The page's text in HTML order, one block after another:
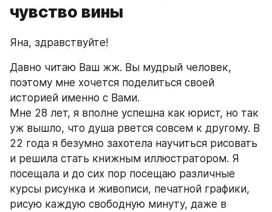
чувство вины
Яна, здравствуйте!
Давно читаю Ваш жж. Вы мудрый человек,
поэтому мне хочется поделиться своей
историей именно с Вами.
Мне 28 лет, я вполне успешна как юрист, но так
уж вышло, что душа рвется совсем к другому. В
22 года я безумно захотела научиться рисовать
и решила стать книжным иллюстратором. Я
посещала и до сих пор посещаю различные
курсы рисунка и живописи, печатной графики,
рисую каждую свободную минуту, даже в